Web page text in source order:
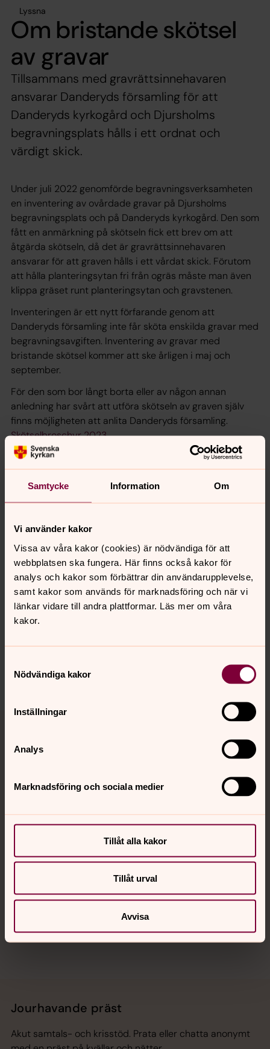
Samtycke Information Om
Vi använder kakor
Vissa av våra kakor (cookies) är nödvändiga för att
webbplatsen ska fungera. Här finns också kakor för
analys och kakor som förbättrar din användarupplevelse,
samt kakor som används för marknadsföring och när vi
länkar vidare till andra plattformar. Läs mer om våra
kakor.
Nödvändiga kakor
Inställningar
Analys
Marknadsföring och sociala medier
Tillåt alla kakor
Tillåt urval
Avvisa
Lyssna
Om bristande skötsel
av gravar
Tillsammans med gravrättsinnehavaren
ansvarar Danderyds församling för att
Danderyds kyrkogård och Djursholms
begravningsplats hålls i ett ordnat och
värdigt skick.
Under juli 2022 genomförde begravningsverksamheten
en inventering av ovårdade gravar på Djursholms
begravningsplats och på Danderyds kyrkogård. Den som
fått en anmärkning på skötseln fick ett brev om att
åtgärda skötseln, då det är gravrättsinnehavaren
ansvarar för att graven hålls i ett vårdat skick. Förutom
att hålla planteringsytan fri från ogräs måste man även
klippa gräset runt planteringsytan och gravstenen.
Inventeringen är ett nytt förfarande genom att
Danderyds församling inte får sköta enskilda gravar med
begravningsavgiften. Inventering av gravar med
bristande skötsel kommer att ske årligen i maj och
september.
För den som bor långt borta eller av någon annan
anledning har svårt att utföra skötseln av graven själv
finns möjligheten att anlita Danderyds församling.
Skötselbroschyr 2023
Generella bestämmelser på svenska
General regulations in engslish
Här kan du läsa om
gravskötsel och skötselalternativ
Välkommen att kontakta Danderyds
eller
danderyds.kyrkogardsforvaltning@svenskakyrkan.se
Senast ändrad 24 oktober 2022
Synpunkter eller frågor på sidans
Dela
Tillbaka till toppen
Tillbaka till innehållet
Kalender
Hitta snabbt
Jourhavande präst
Akut samtals- och krisstöd. Prata eller chatta anonymt